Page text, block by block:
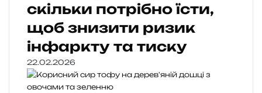
скільки потрібно їсти,
щоб знизити ризик
інфаркту та тиску
22.02.2026